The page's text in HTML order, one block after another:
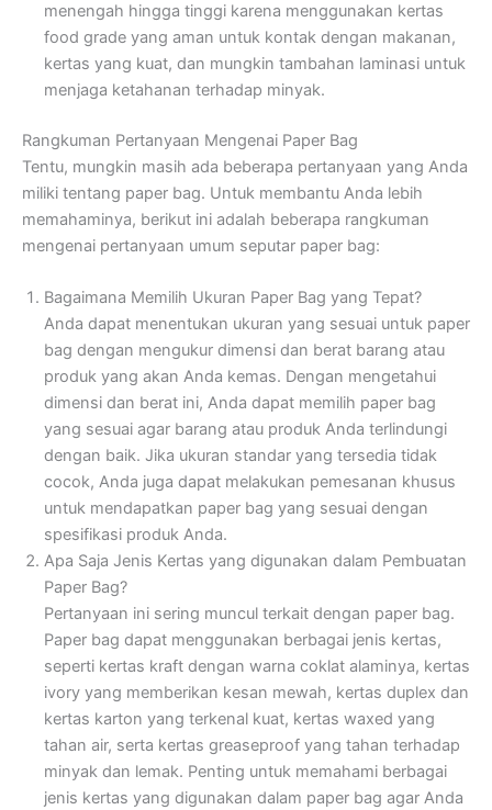
menengah hingga tinggi karena menggunakan kertas
food grade yang aman untuk kontak dengan makanan,
kertas yang kuat, dan mungkin tambahan laminasi untuk
menjaga ketahanan terhadap minyak.
Rangkuman Pertanyaan Mengenai Paper Bag
Tentu, mungkin masih ada beberapa pertanyaan yang Anda
miliki tentang paper bag. Untuk membantu Anda lebih
memahaminya, berikut ini adalah beberapa rangkuman
mengenai pertanyaan umum seputar paper bag:
Bagaimana Memilih Ukuran Paper Bag yang Tepat?
Anda dapat menentukan ukuran yang sesuai untuk paper
bag dengan mengukur dimensi dan berat barang atau
produk yang akan Anda kemas. Dengan mengetahui
dimensi dan berat ini, Anda dapat memilih paper bag
yang sesuai agar barang atau produk Anda terlindungi
dengan baik. Jika ukuran standar yang tersedia tidak
cocok, Anda juga dapat melakukan pemesanan khusus
untuk mendapatkan paper bag yang sesuai dengan
spesifikasi produk Anda.
Apa Saja Jenis Kertas yang digunakan dalam Pembuatan
Paper Bag?
Pertanyaan ini sering muncul terkait dengan paper bag.
Paper bag dapat menggunakan berbagai jenis kertas,
seperti kertas kraft dengan warna coklat alaminya, kertas
ivory yang memberikan kesan mewah, kertas duplex dan
kertas karton yang terkenal kuat, kertas waxed yang
tahan air, serta kertas greaseproof yang tahan terhadap
minyak dan lemak. Penting untuk memahami berbagai
jenis kertas yang digunakan dalam paper bag agar Anda